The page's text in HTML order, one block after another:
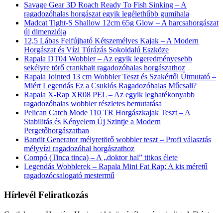
Savage Gear 3D Roach Ready To Fish Sinking – A
ragadozóhalas horgászat egyik legélethűbb gumihala
Madcat Tight-S Shallow 12cm 65g Glow – A harcsahorgászat
új dimenziója
12,5 Lábas Felfújható Kétszemélyes Kajak – A Modern
Horgászat és Vízi Túrázás Sokoldalú Eszköze
Rapala DT04 Wobbler – Az egyik legeredményesebb
sekélyre törő crankbait ragadozóhalas horgászathoz
Rapala Jointed 13 cm Wobbler Teszt és Szakértői Útmutató –
Miért Legendás Ez a Csuklós Ragadozóhalas Műcsali?
Rapala X-Rap XR08 PEL – Az egyik leghatékonyabb
ragadozóhalas wobbler részletes bemutatása
Pelican Catch Mode 110 TR Horgászkajak Teszt – A
Stabilitás és Kényelem Új Szintje a Modern
Pergetőhorgászatban
Bandit Generator mélyretörő wobbler teszt – Profi választás
mélyvízi ragadozóhal horgászathoz
Compó (Tinca tinca) – A „doktor hal” titkos élete
Legendás Wobblerek – Rapala Mini Fat Rap: A kis méretű
ragadozócsalogató mestermű
Hírlevél Feliratkozás